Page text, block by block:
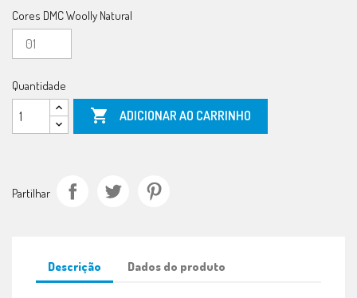
Cores DMC Woolly Natural
Quantidade
 ADICIONAR AO CARRINHO
Partilhar
Descrição Dados do produto